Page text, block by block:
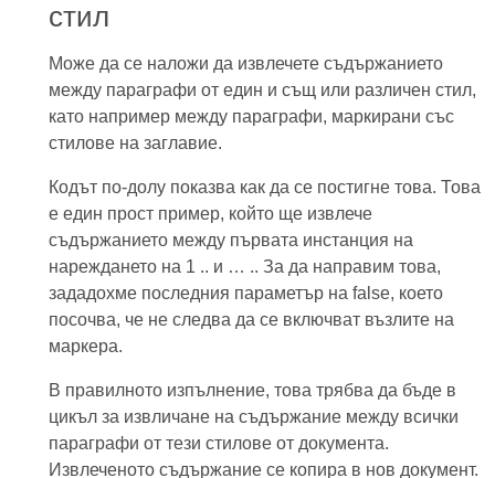
стил
Може да се наложи да извлечете съдържанието
между параграфи от един и същ или различен стил,
като например между параграфи, маркирани със
стилове на заглавие.
Кодът по-долу показва как да се постигне това. Това
е един прост пример, който ще извлече
съдържанието между първата инстанция на
нареждането на 1 .. и … .. За да направим това,
зададохме последния параметър на false, което
посочва, че не следва да се включват възлите на
маркера.
В правилното изпълнение, това трябва да бъде в
цикъл за извличане на съдържание между всички
параграфи от тези стилове от документа.
Извлеченото съдържание се копира в нов документ.